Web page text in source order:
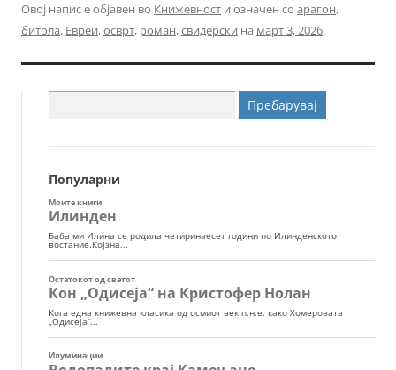
Овој напис е објавен во Книжевност и означен со арагон,
битола, Евреи,осврт, роман,свидерски на март 3, 2026.
за:
Популарни